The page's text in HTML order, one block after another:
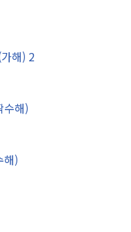
해) 2
수해)
해)